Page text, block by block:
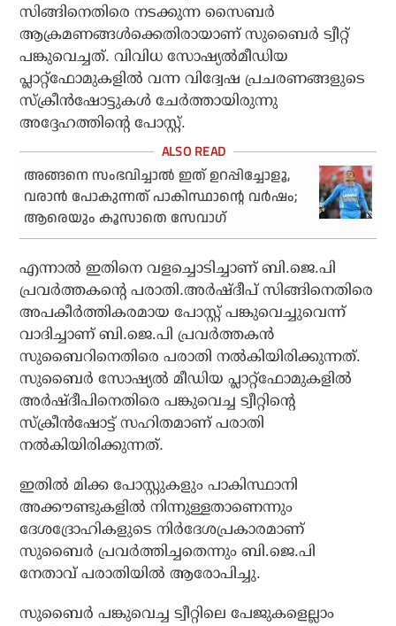
സിങ്ങിനെതിരെ നടക്കുന്ന സൈബര്‍
ആക്രമണങ്ങള്‍ക്കെതിരായാണ് സുബൈര്‍ ട്വീറ്റ്
പങ്കുവെച്ചത്. വിവിധ സോഷ്യല്‍മീഡിയ
പ്ലാറ്റ്‌ഫോമുകളില്‍ വന്ന വിദ്വേഷ പ്രചരണങ്ങളുടെ
സ്‌ക്രീന്‍ഷോട്ടുകള്‍ ചേര്‍ത്തായിരുന്നു
അദ്ദേഹത്തിന്റെ പോസ്റ്റ്.
അങ്ങനെ സംഭവിച്ചാല്‍ ഇത് ഉറപ്പിച്ചോളൂ,
വരാന്‍ പോകുന്നത് പാകിസ്ഥാന്റെ വര്‍ഷം;
ആരെയും കൂസാതെ സേവാഗ്
എന്നാല്‍ ഇതിനെ വളച്ചൊടിച്ചാണ് ബി.ജെ.പി
പ്രവര്‍ത്തകന്റെ പരാതി.അര്‍ഷ്ദീപ് സിങ്ങിനെതിരെ
അപകീര്‍ത്തികരമായ പോസ്റ്റ് പങ്കുവെച്ചുവെന്ന്
വാദിച്ചാണ് ബി.ജെ.പി പ്രവര്‍ത്തകന്‍
സുബൈറിനെതിരെ പരാതി നല്‍കിയിരിക്കുന്നത്.
സുബൈര്‍ സോഷ്യല്‍ മീഡിയ പ്ലാറ്റ്‌ഫോമുകളില്‍
അര്‍ഷ്ദീപിനെതിരെ പങ്കുവെച്ച ട്വീറ്റിന്റെ
സ്‌ക്രീന്‍ഷോട്ട് സഹിതമാണ് പരാതി
നല്‍കിയിരിക്കുന്നത്.
ഇതില്‍ മിക്ക പോസ്റ്റുകളും പാകിസ്ഥാനി
അക്കൗണ്ടുകളില്‍ നിന്നുള്ളതാണെന്നും
ദേശദ്രോഹികളുടെ നിര്‍ദേശപ്രകാരമാണ്
സുബൈര്‍ പ്രവര്‍ത്തിച്ചതെന്നും ബി.ജെ.പി
നേതാവ് പരാതിയില്‍ ആരോപിച്ചു.
സുബൈര്‍ പങ്കുവെച്ച ട്വീറ്റിലെ പേജുകളെല്ലാം